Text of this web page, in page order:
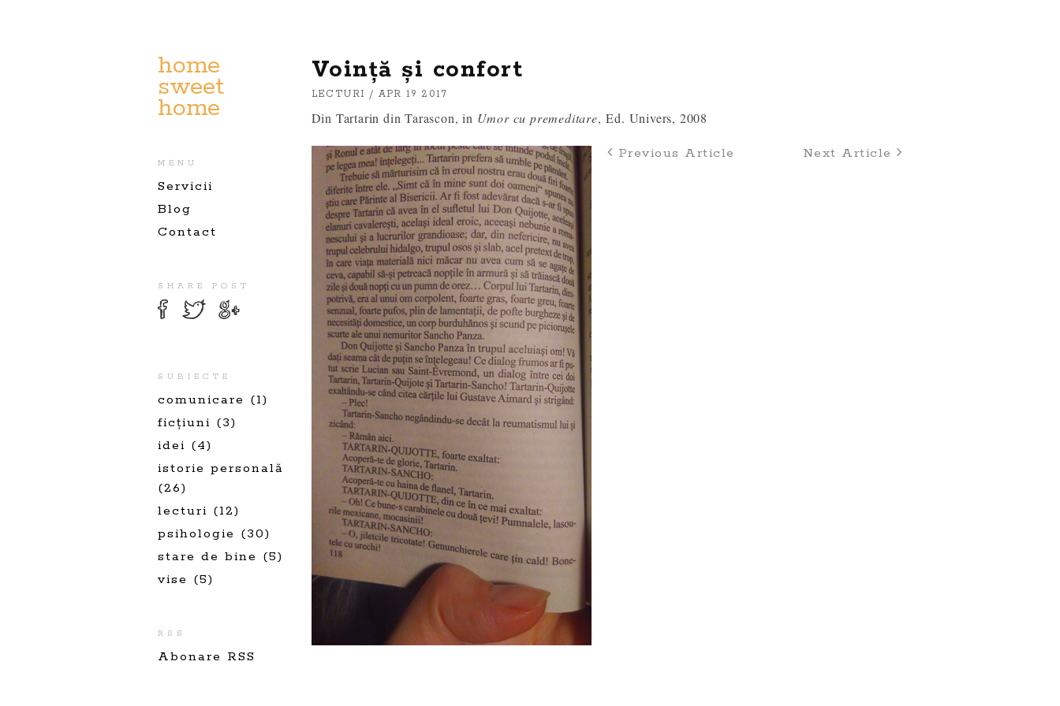
home
sweet
home
MENU
Servicii
Blog
Contact
SHARE POST
SUBIECTE
comunicare (1)
ficțiuni (3)
idei (4)
istorie personală
(26)
lecturi (12)
psihologie (30)
stare de bine (5)
vise (5)
RSS
Abonare RSS
Voință și confort
LECTURI / APR 19 2017
Din Tartarin din Tarascon, in Umor cu premeditare, Ed. Univers, 2008
Previous Article Next Article